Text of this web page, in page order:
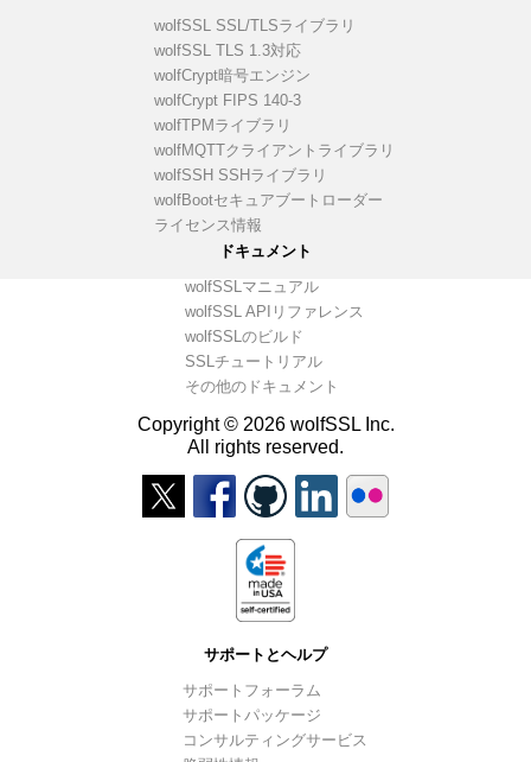
wolfSSL SSL/TLSライブラリ
wolfSSL TLS 1.3対応
wolfCrypt暗号エンジン
wolfCrypt FIPS 140-3
wolfTPMライブラリ
wolfMQTTクライアントライブラリ
wolfSSH SSHライブラリ
wolfBootセキュアブートローダー
ライセンス情報
ドキュメント
wolfSSLマニュアル
wolfSSL APIリファレンス
wolfSSLのビルド
SSLチュートリアル
その他のドキュメント
Copyright © 2026 wolfSSL Inc.
All rights reserved.
サポートとヘルプ
サポートフォーラム
サポートパッケージ
コンサルティングサービス